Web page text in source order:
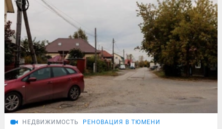
НЕДВИЖИМОСТЬ РЕНОВАЦИЯ В ТЮМЕНИ